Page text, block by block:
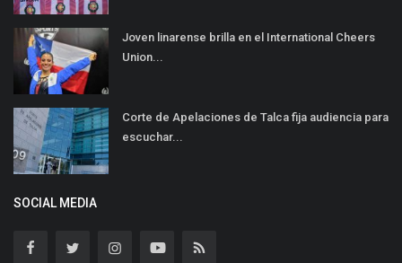
Joven linarense brilla en el International Cheers
Union...
Corte de Apelaciones de Talca fija audiencia para
escuchar...
SOCIAL MEDIA